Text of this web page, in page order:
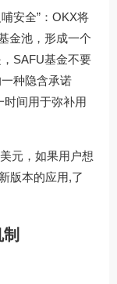
安全”：OKX将
金池，形成一个
SAFU基金不要
种隐含承诺
间用于弥补用
元，如果用户想
版本的应用,了